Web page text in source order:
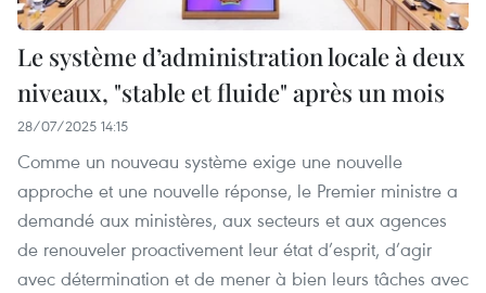
Le système d’administration locale à deux
niveaux, "stable et fluide" après un mois
28/07/2025 14:15
Comme un nouveau système exige une nouvelle
approche et une nouvelle réponse, le Premier ministre a
demandé aux ministères, aux secteurs et aux agences
de renouveler proactivement leur état d’esprit, d’agir
avec détermination et de mener à bien leurs tâches avec